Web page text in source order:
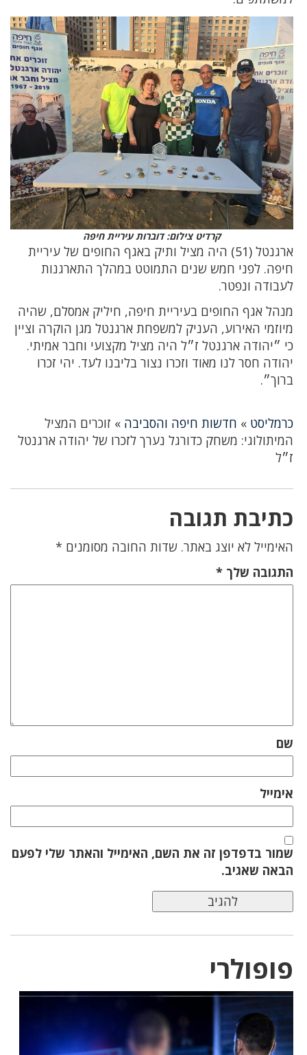
קרדיט צילום: דוברות עיריית חיפה
ארגנטל (51) היה מציל ותיק באגף החופים של עיריית
חיפה. לפני חמש שנים התמוטט במהלך התארגנות
לעבודה ונפטר.
מנהל אגף החופים בעיריית חיפה, חיליק אמסלם, שהיה
מיוזמי האירוע, העניק למשפחת ארגנטל מגן הוקרה וציין
כי ״יהודה ארגנטל ז״ל היה מציל מקצועי וחבר אמיתי.
יהודה חסר לנו מאוד וזכרו נצור בליבנו לעד. יהי זכרו
ברוך״.
כרמליסט » חדשות חיפה והסביבה » זוכרים המציל
המיתולוגי: משחק כדורגל נערך לזכרו של יהודה ארגנטל
ז״ל
כתיבת תגובה
האימייל לא יוצג באתר. שדות החובה מסומנים *
התגובה שלך *
שם
אימייל
שמור בדפדפן זה את השם, האימייל והאתר שלי לפעם
הבאה שאגיב.
פופולרי